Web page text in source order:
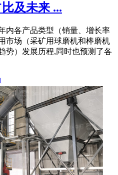
及未来 ...
内各产品类型（销量、增长率
市场（采矿用球磨机和棒磨机
势）发展历程,同时也预测了各